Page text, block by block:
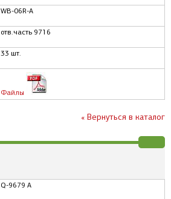
WB-06R-A
отв.часть 9716
33 шт.
Файлы
« Вернуться в каталог
Q-9679 A